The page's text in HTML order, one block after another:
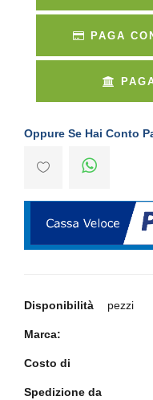
PAGA
Oppure Se Hai Conto
Disponibilità pezzi
Marca:
Costo di
Spedizione da